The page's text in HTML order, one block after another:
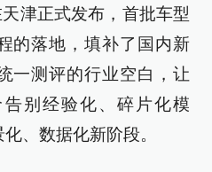
津正式发布，首批车型
的落地，填补了国内新
一测评的行业空白，让
别经验化、碎片化模
、数据化新阶段。